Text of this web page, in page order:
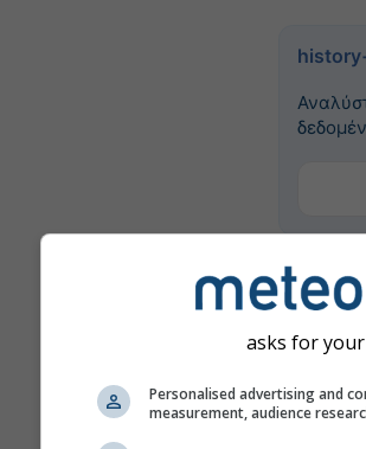
δεδομένα
asks for
Personalised advertising and
measurement, audience